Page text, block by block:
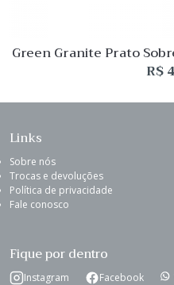
Green Granite Prato
Brasil
R$
Links
Sobre nós
Trocas e devoluções
Política de privacidade
Fale conosco
Fique por dentro
Instagram Facebook